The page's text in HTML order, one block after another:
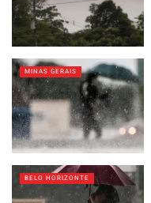
MINAS GERAIS
BELO HORIZONTE